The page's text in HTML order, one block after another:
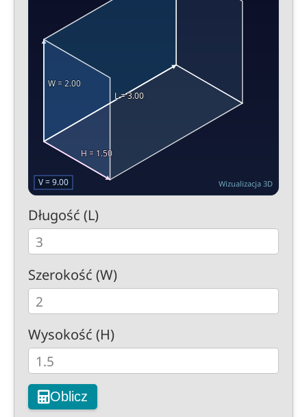
Wizualizacja 3D
Długość (L)
Szerokość (W)
Wysokość (H)
Oblicz